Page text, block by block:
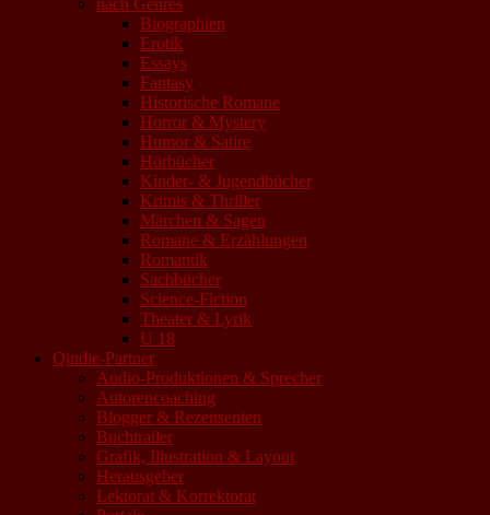
nach Genres
Biographien
Erotik
Essays
Fantasy
Historische Romane
Horror & Mystery
Humor & Satire
Hörbücher
Kinder- & Jugendbücher
Krimis & Thriller
Märchen & Sagen
Romane & Erzählungen
Romantik
Sachbücher
Science-Fiction
Theater & Lyrik
U 18
Qindie-Partner
Audio-Produktionen & Sprecher
Autorencoaching
Blogger & Rezensenten
Buchtrailer
Grafik, Illustration & Layout
Herausgeber
Lektorat & Korrektorat